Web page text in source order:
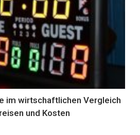
im wirtschaftlichen Vergleich
und Kosten